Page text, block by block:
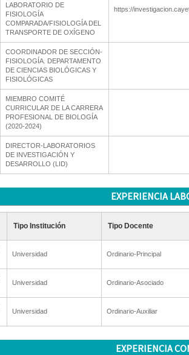
LABORATORIO DE
FISIOLOGÍA
COMPARADA/FISIOLOGÍA DEL
TRANSPORTE DE OXÍGENO
https://
COORDINADOR DE SECCIÓN-
FISIOLOGÍA. DEPARTAMENTO
DE CIENCIAS BIOLÓGICAS Y
FISIOLÓGICAS
MIEMBRO COMITÉ
CURRICULAR DE LA CARRERA
PROFESIONAL DE BIOLOGÍA
(2020-2024)
DIRECTOR-LABORATORIOS
DE INVESTIGACIÓN Y
DESARROLLO (LID)
EXPERIENCIA
Tipo Institución Tipo Docente
Universidad Ordinario-Principal
Universidad Ordinario-Asociado
Universidad Ordinario-Auxiliar
EXPERIENCIA